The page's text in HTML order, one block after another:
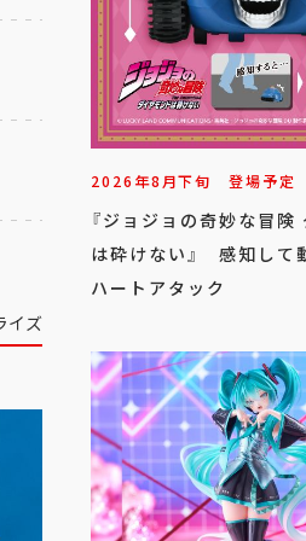
イズ
2026年8月下旬 登場予定
『ジョジョの奇妙な冒険
は砕けない』 感知して
ハートアタック